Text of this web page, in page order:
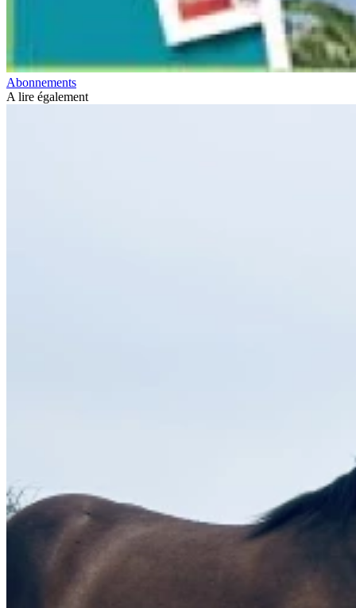
Abonnements
A lire également